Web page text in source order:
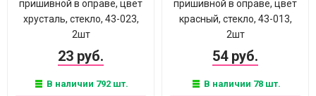
пришивной в оправе, цвет
хрусталь, стекло, 43-023,
2шт
23 руб.
В наличии 792 шт.
пришивной в оправе, цвет
красный, стекло, 43-013,
2шт
54 руб.
В наличии 78 шт.